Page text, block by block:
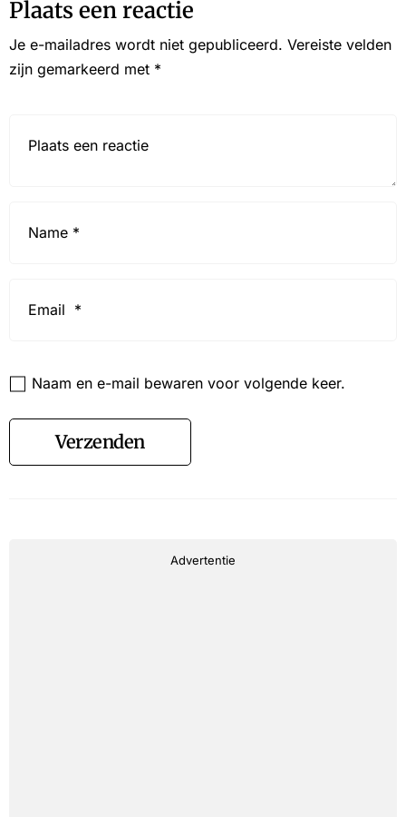
Plaats een reactie
Je e-mailadres wordt niet gepubliceerd. Vereiste velden
zijn gemarkeerd met *
Naam en e-mail bewaren voor volgende keer.
Verzenden
Advertentie